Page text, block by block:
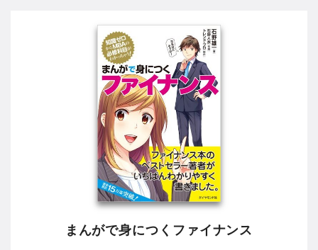
まんがで身につくファイナンス